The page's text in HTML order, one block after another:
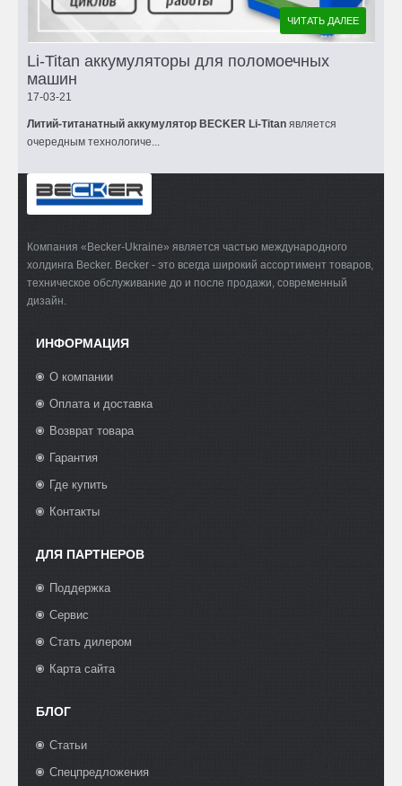
ЧИТАТЬ ДАЛЕЕ
Li-Titan аккумуляторы для поломоечных
машин
17-03-21
Литий-титанатный аккумулятор BECKER Li-Titan является
очередным технологиче...
Компания «Becker-Ukraine» является частью международного
холдинга Becker. Becker - это всегда широкий ассортимент товаров,
техническое обслуживание до и после продажи, современный
дизайн.
ИНФОРМАЦИЯ
О компании
Оплата и доставка
Возврат товара
Гарантия
Где купить
Контакты
ДЛЯ ПАРТНЕРОВ
Поддержка
Сервис
Стать дилером
Карта сайта
БЛОГ
Статьи
Спецпредложения